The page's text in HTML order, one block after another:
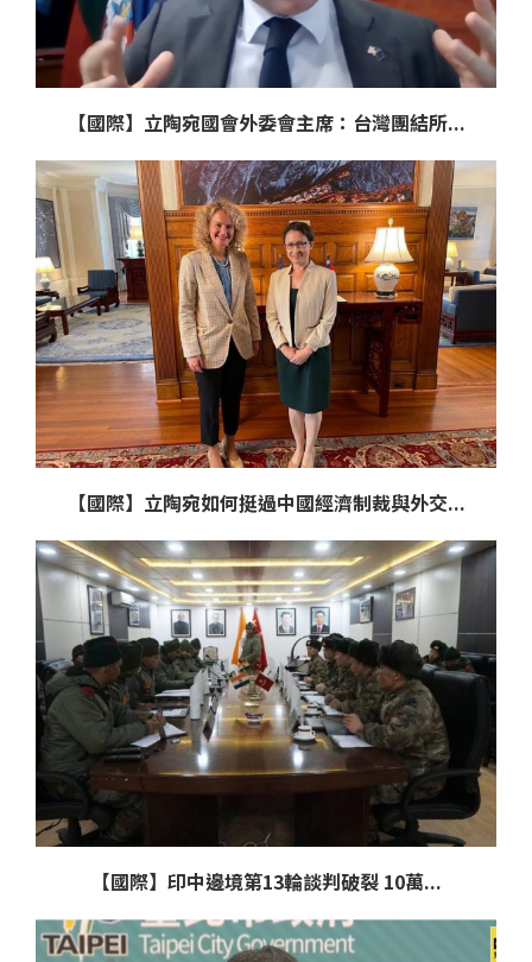
【國際】立陶宛國會外委會主席：台灣團結所...
【國際】立陶宛如何挺過中國經濟制裁與外交...
【國際】印中邊境第13輪談判破裂 10萬...